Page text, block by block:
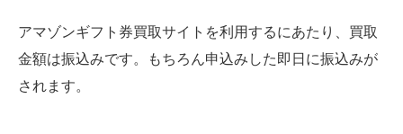
アマゾンギフト券買取サイトを利用するにあたり、買取
金額は振込みです。もちろん申込みした即日に振込みが
されます。